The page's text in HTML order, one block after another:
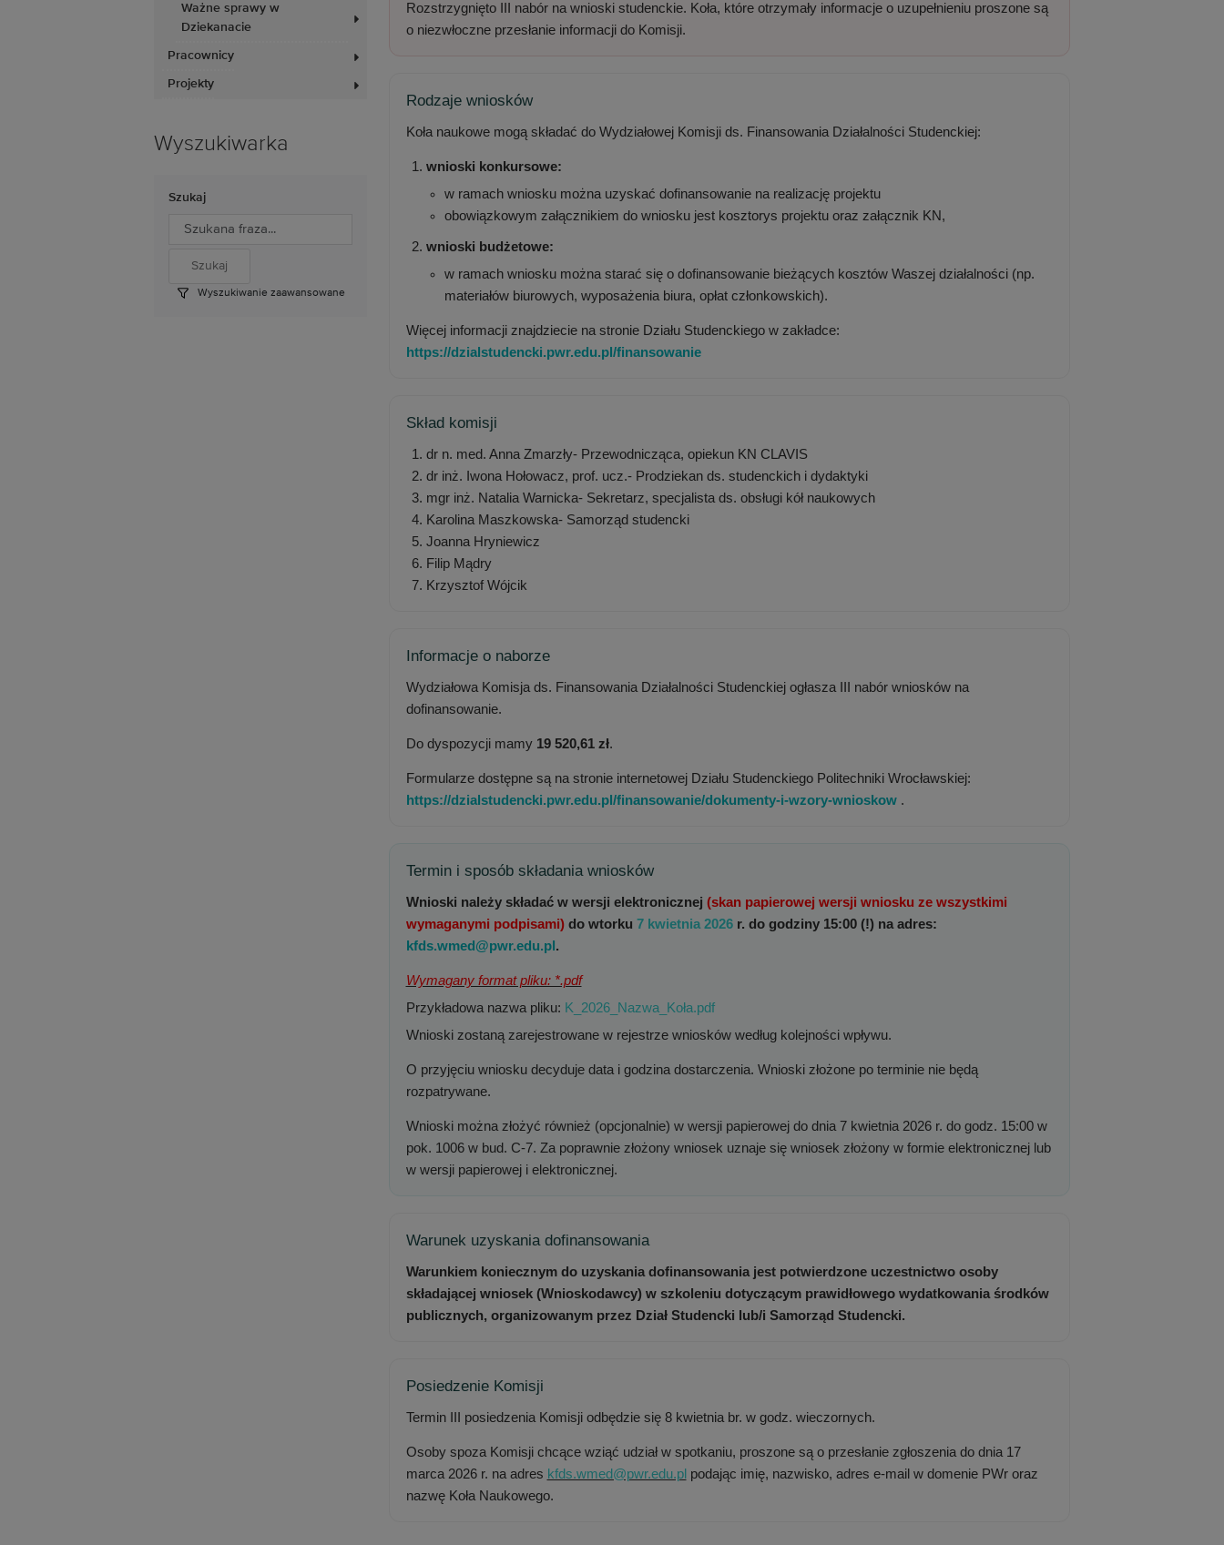
Ważne sprawy w
Dziekanacie
Pracownicy
Projekty
Wyszukiwarka
Szukaj
Wyszukiwanie zaawansowane
Rozstrzygnięto III nabór na wnioski studenckie. Koła, które otrzymały informacje o uzupełnieniu proszone są
o niezwłoczne przesłanie informacji do Komisji.
Rodzaje wniosków
Koła naukowe mogą składać do Wydziałowej Komisji ds. Finansowania Działalności Studenckiej:
wnioski konkursowe:
w ramach wniosku można uzyskać dofinansowanie na realizację projektu
obowiązkowym załącznikiem do wniosku jest kosztorys projektu oraz załącznik KN,
wnioski budżetowe:
w ramach wniosku można starać się o dofinansowanie bieżących kosztów Waszej działalności (np.
materiałów biurowych, wyposażenia biura, opłat członkowskich).
Więcej informacji znajdziecie na stronie Działu Studenckiego w zakładce:
https://dzialstudencki.pwr.edu.pl/finansowanie
Skład komisji
dr n. med. Anna Zmarzły- Przewodnicząca, opiekun KN CLAVIS
dr inż. Iwona Hołowacz, prof. ucz.- Prodziekan ds. studenckich i dydaktyki
mgr inż. Natalia Warnicka- Sekretarz, specjalista ds. obsługi kół naukowych
Karolina Maszkowska- Samorząd studencki
Joanna Hryniewicz
Filip Mądry
Krzysztof Wójcik
Informacje o naborze
Wydziałowa Komisja ds. Finansowania Działalności Studenckiej ogłasza III nabór wniosków na
dofinansowanie.
Do dyspozycji mamy 19 520,61 zł.
Formularze dostępne są na stronie internetowej Działu Studenckiego Politechniki Wrocławskiej:
https://dzialstudencki.pwr.edu.pl/finansowanie/dokumenty-i-wzory-wnioskow .
Termin i sposób składania wniosków
Wnioski należy składać w wersji elektronicznej (skan papierowej wersji wniosku ze wszystkimi
wymaganymi podpisami)do wtorku 7 kwietnia 2026r. do godziny 15:00 (!) na adres:
kfds.wmed@pwr.edu.pl .
Wymagany format pliku: *.pdf
Przykładowa nazwa pliku: K_2026_Nazwa_Koła.pdf
Wnioski zostaną zarejestrowane w rejestrze wniosków według kolejności wpływu.
O przyjęciu wniosku decyduje data i godzina dostarczenia. Wnioski złożone po terminie nie będą
rozpatrywane.
Wnioski można złożyć również (opcjonalnie) w wersji papierowej do dnia 7 kwietnia 2026 r. do godz. 15:00 w
pok. 1006 w bud. C-7. Za poprawnie złożony wniosek uznaje się wniosek złożony w formie elektronicznej lub
w wersji papierowej i elektronicznej.
Warunek uzyskania dofinansowania
Warunkiem koniecznym do uzyskania dofinansowania jest potwierdzone uczestnictwo osoby
składającej wniosek (Wnioskodawcy) w szkoleniu dotyczącym prawidłowego wydatkowania środków
publicznych, organizowanym przez Dział Studencki lub/i Samorząd Studencki.
Posiedzenie Komisji
Termin III posiedzenia Komisji odbędzie się 8 kwietnia br. w godz. wieczornych.
Osoby spoza Komisji chcące wziąć udział w spotkaniu, proszone są o przesłanie zgłoszenia do dnia 17
marca 2026 r. na adres kfds.wmed@pwr.edu.pl podając imię, nazwisko, adres e-mail w domenie PWr oraz
nazwę Koła Naukowego.